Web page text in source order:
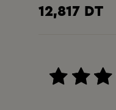
12,817 DT